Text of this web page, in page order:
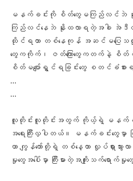
မနက်ခင်းကို စိတ်တွေမကြည်လင်ဘဲ နိုး
ကြည်လင်နေဘဲ နိုးထလာရတဲ့အခါ အဲဒီ
ထိုင်ရတာ တစ်နေကုန် အဆင်မပြေသလို ဖြ
တွေကကိုက်၊ ဇတ်ကြောတွေကတက်နဲ့ စိတ်ဖိ
စိတ်မပျော်ရွှင်ရခြင်းတွေ စတင်ခံစား
…
…
လူတိုင်းလူတိုင်းအတွက် ကိုယ့်ရဲ့ မနက်ခ
အရေးကြီးလှပါတယ်။ မနက်ခင်းတွေမှာ
ဟာ ကျွန်တော်တို့ရဲ့ တစ်နေ့တာ လှုပ်ရှားသွားလ
မှုတွေအပေါ်မှာ ကြီးမားတဲ့အကျိုးသက်ရော